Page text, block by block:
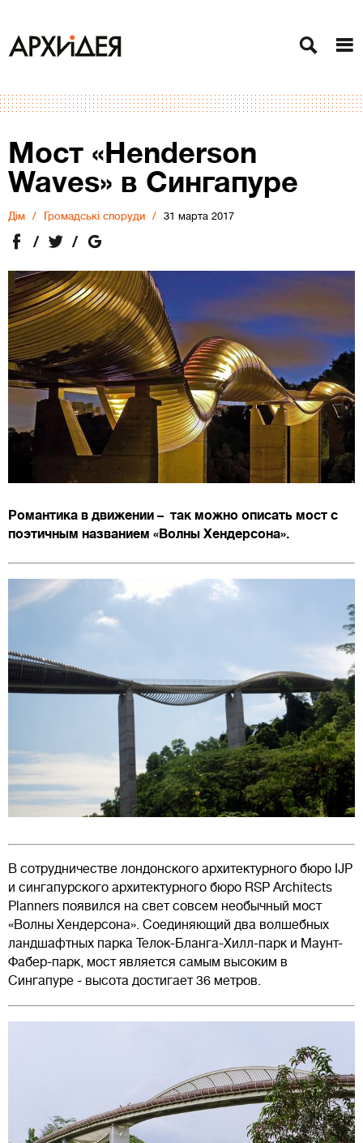
Мост «Henderson
Waves» в Сингапуре
Дiм Громадські споруди 31 марта 2017
Романтика в движении – так можно описать мост с
поэтичным названием «Волны Хендерсона».
В сотрудничестве лондонского архитектурного бюро IJP
и сингапурского архитектурного бюро RSP Architects
Planners появился на свет совсем необычный мост
«Волны Хендерсона». Соединяющий два волшебных
ландшафтных парка Телок-Бланга-Хилл-парк и Маунт-
Фабер-парк, мост является самым высоким в
Сингапуре - высота достигает 36 метров.